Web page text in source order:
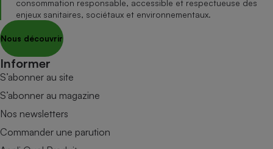
consommation responsable, accessible et respectueuse des
enjeux sanitaires, sociétaux et environnementaux.
Nous découvrir
Informer
S’abonner au site
S’abonner au magazine
Nos newsletters
Commander une parution